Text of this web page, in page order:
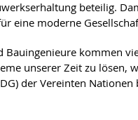
beteilig.
eine moderne
Bauingenieure kommen
unserer Zeit zu lösen,
der Vereinten